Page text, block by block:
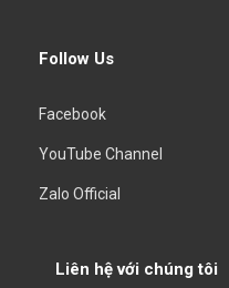
Follow Us
Facebook
YouTube Channel
Zalo Official
Liên hệ với chúng tôi